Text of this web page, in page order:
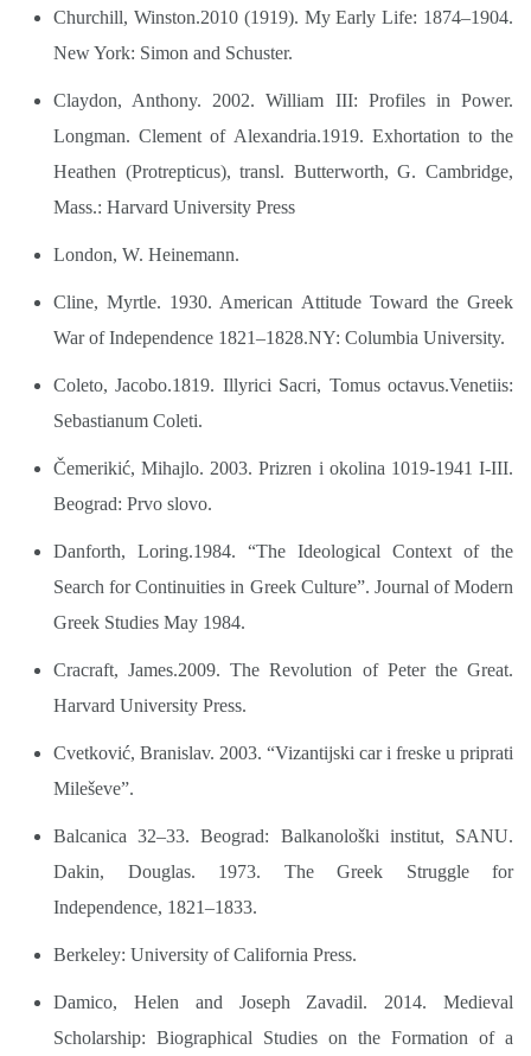
Churchill, Winston.2010 (1919). My Early Life: 1874–1904.
New York: Simon and Schuster.
Claydon, Anthony. 2002. William III: Profiles in Power.
Longman. Clement of Alexandria.1919. Еxhortation to the
Heathen (Protrepticus), transl. Butterworth, G. Cambridge,
Mass.: Harvard University Press
London, W. Heinemann.
Cline, Myrtle. 1930. American Attitude Toward the Greek
War of Independence 1821–1828.NY: Columbia University.
Coleto, Jacobo.1819. Illyrici Sacri, Tomus octavus.Venetiis:
Sebastianum Coleti.
Čemerikić, Mihajlo. 2003. Prizren i okolina 1019-1941 I-III.
Beograd: Prvo slovo.
Danforth, Loring.1984. “The Ideological Context of the
Search for Continuities in Greek Culture”. Journal of Modern
Greek Studies May 1984.
Cracraft, James.2009. The Revolution of Peter the Great.
Harvard University Press.
Cvetković, Branislav. 2003. “Vizantijski car i freske u priprati
Mileševe”.
Balcanica 32–33. Beograd: Balkanološki institut, SANU.
Dakin, Douglas. 1973. The Greek Struggle for
Independence, 1821–1833.
Berkeley: University of California Press.
Damico, Helen and Joseph Zavadil. 2014. Medieval
Scholarship: Biographical Studies on the Formation of a